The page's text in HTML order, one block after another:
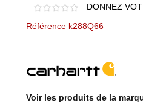
DONNEZ
Référence k288Q66
Voir les produits de la